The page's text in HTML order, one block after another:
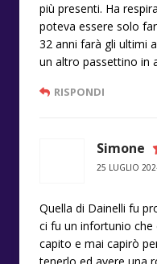
più presenti. Ha
poteva essere solo
32 anni farà gli ultimi
un altro passettino in
RISPONDI
Simone
25 LUGLIO
Quella di Dainelli fu
ci fu un infortunio
capito e mai capirò